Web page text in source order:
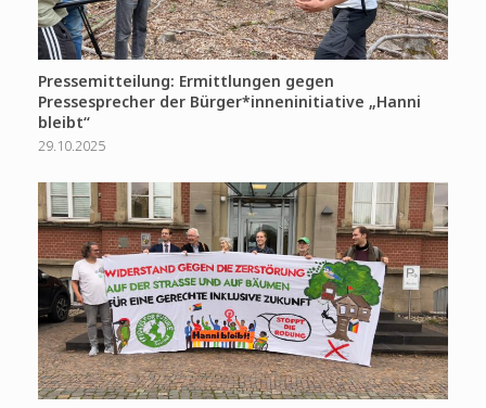
Pressemitteilung: Ermittlungen gegen
Pressesprecher der Bürger*inneninitiative „Hanni
bleibt“
29.10.2025